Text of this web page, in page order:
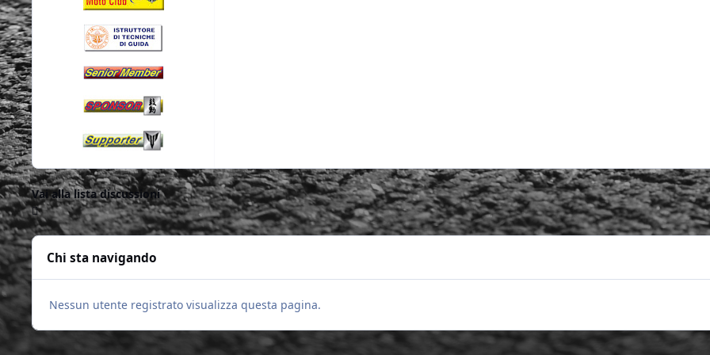
Vai alla lista discussioni
Chi sta navigando
Nessun utente registrato visualizza questa pagina.